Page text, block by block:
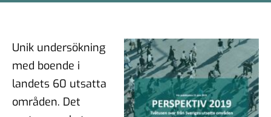
Unik undersökning
med boende i
landets 60 utsatta
områden. Det